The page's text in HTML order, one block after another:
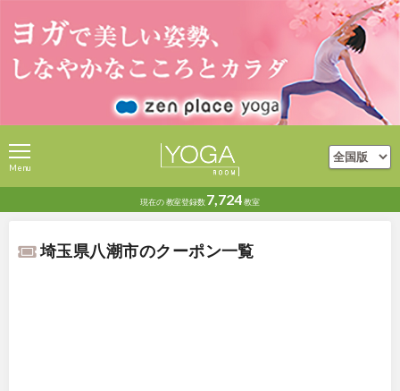
現在の教室登録数 7,724教室
Menu
埼玉県八潮市のクーポン一覧